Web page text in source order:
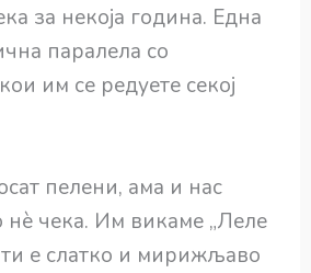
за некоја година. Една
паралела со
им се редуете секој
пелени, ама и нас
нѐ чека. Им викаме „Леле
е слатко и мирижљаво